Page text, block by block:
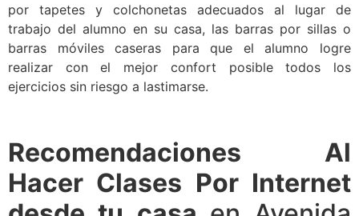
por tapetes y colchonetas adecuados al lugar de
trabajo del alumno en su casa, las barras por sillas o
barras móviles caseras para que el alumno logre
realizar con el mejor confort posible todos los
ejercicios sin riesgo a lastimarse.
Recomendaciones Al
Hacer Clases Por Internet